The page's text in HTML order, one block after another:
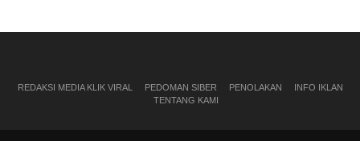
REDAKSI MEDIA KLIK VIRAL PEDOMAN SIBER PENOLAKAN
INFO IKLAN
TENTANG KAMI